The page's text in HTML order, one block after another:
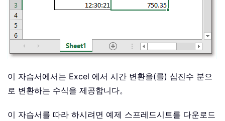
이 자습서에서는 Excel 에서 시간 변환을(를) 십진수 분으
로 변환하는 수식을 제공합니다。
이 자습서를 따라 하시려면 예제 스프레드시트를 다운로드